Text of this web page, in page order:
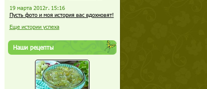
19 марта 2012г. 15:16
Пусть фото и моя история вас вдохновят!
Еще истории успеха
Наши рецепты